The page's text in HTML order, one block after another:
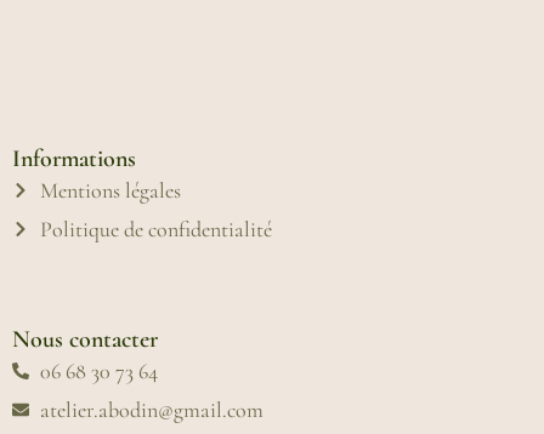
Informations
Mentions légales
Politique de confidentialité
Nous contacter
06 68 30 73 64
atelier.abodin@gmail.com